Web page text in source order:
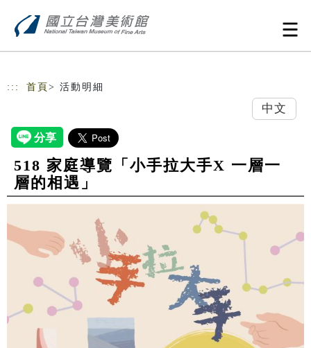
::: 首頁 > 活動明細
中文
518 家庭導覽「小手拉大手X 一層一
層的相遇」